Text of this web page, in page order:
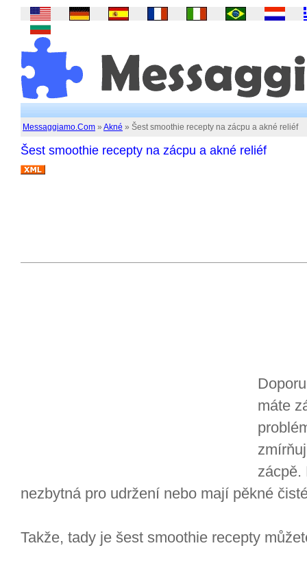
Messaggiamo.Com » Akné » Šest smoothie recepty na zácpu a akné reliéf
Šest smoothie recepty na zácpu a akné reliéf
máte
zácpě.
nezbytná pro udržení nebo mají pěkné
Takže, tady je šest smoothie recepty